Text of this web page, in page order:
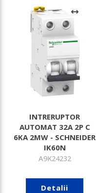
INTRERUPTOR
AUTOMAT 32A 2P C
6KA 2MW - SCHNEIDER
IK60N
A9K24232
Detalii